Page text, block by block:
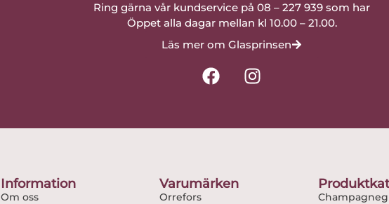
Ring gärna vår kundservice på 08 – 227 939 som har
Öppet alla dagar mellan kl 10.00 – 21.00.
Läs mer om Glasprinsen
F
a
k
I
n
Information
Om oss
Varumärken
Orrefors